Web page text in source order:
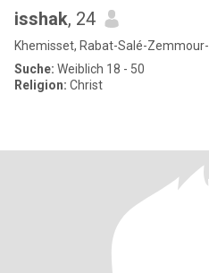
isshak, 24
Khemisset, Rabat-Salé-
Suche: Weiblich 18 - 50
Religion: Christ